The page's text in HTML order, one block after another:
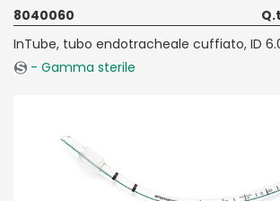
8040060
InTube, tubo endotracheale cuffiato, ID
- Gamma sterile